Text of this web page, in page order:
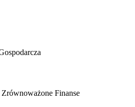
Finanse